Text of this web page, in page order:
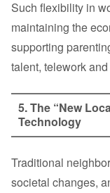
Such flexibility in
maintaining the
supporting
talent, telework
5. The “New
Technology
Traditional
societal changes,